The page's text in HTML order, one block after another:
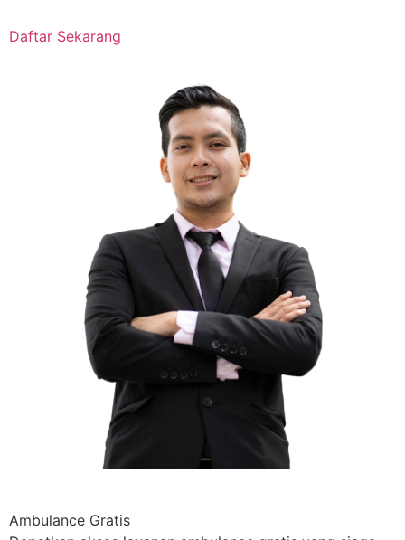
Daftar Sekarang
Ambulance Gratis